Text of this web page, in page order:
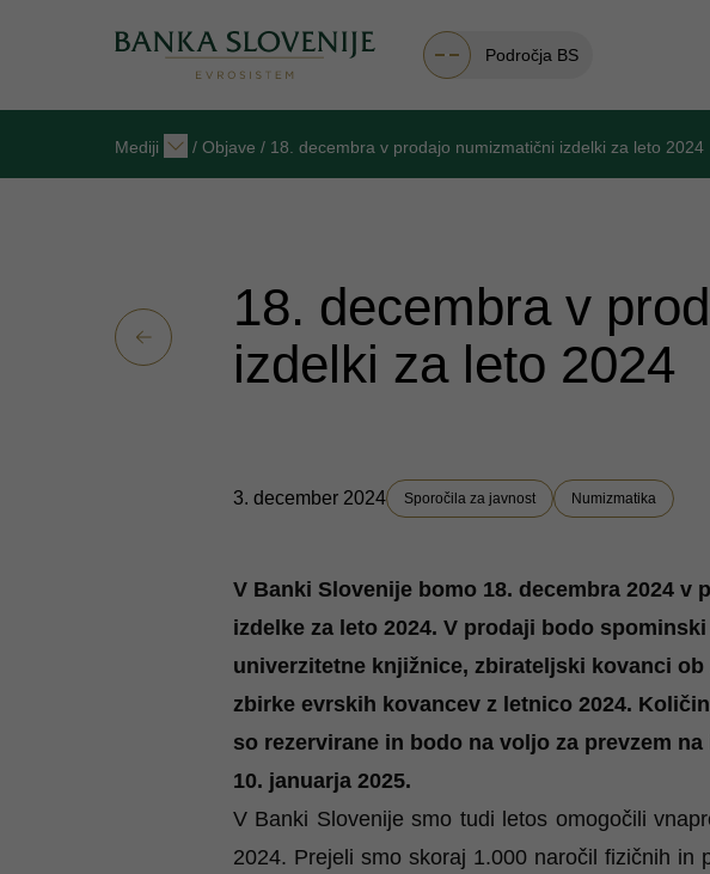
Področja BS
Mediji / Objave / 18. decembra v prodajo numizmatični izdelki za leto 2024
18. decembra v
izdelki za leto 2024
3. december 2024 Sporočila za javnost Numizmatika
V Banki Slovenije bomo 18. decembra 2024
izdelke za leto 2024. V prodaji bodo
univerzitetne knjižnice, zbirateljski kovanci
zbirke evrskih kovancev z letnico 2024.
so rezervirane in bodo na voljo za prevzem
10. januarja 2025.
V Banki Slovenije smo tudi letos omogočili
2024. Prejeli smo skoraj 1.000 naročil fizičnih in